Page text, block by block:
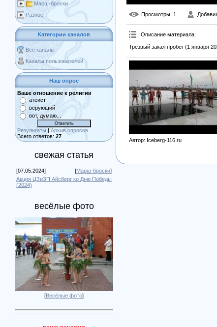
Марш-броски
Разное
Категории каналов
Все каналы
Каналы пользователей
Наш опрос
Ваше отношение к религии
атеист
верующий
вот, думаю...
Результаты | Архив опросов
Всего ответов: 27
свежая статья
[07.05.2024] [Марш-броски]
Акция ЦЗиЗП Айсберг ко Дню Победы
(2024)
весёлые фото
[Весёлые фото]
Просмотры: 1
Описание материала:
Трезвый закал пробег (1 января
Автор: Iceberg-116.ru